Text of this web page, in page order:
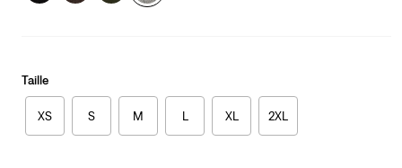
Taille
XS S M L XL 2XL